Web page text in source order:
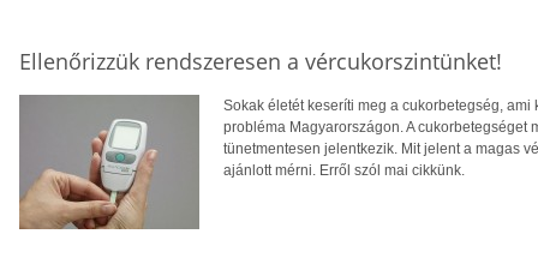
Ellenőrizzük rendszeresen a vércukorszintünket!
Sokak életét keseríti meg a cukorbetegség,
probléma Magyarországon. A cukorbetegséget
tünetmentesen jelentkezik. Mit jelent a magas
ajánlott mérni. Erről szól mai cikkünk.